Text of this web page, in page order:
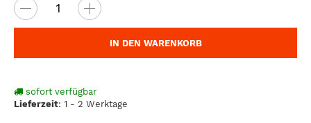
IN DEN WARENKORB
sofort verfügbar
Lieferzeit: 1 - 2 Werktage